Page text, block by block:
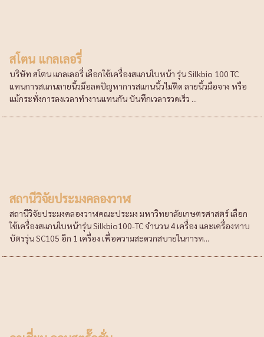
สโตน แกลเลอรี่
บริษัท สโตน แกลเลอรี่ เลือกใช้เครื่องสแกนใบหน้า รุ่น Silkbio 100 TC
แทนการสแกนลายนิ้วมือลดปัญหาการสแกนนิ้วไม่ติด ลายนิ้วมือจาง หรือ
แม้กระทั่งการลงเวลาทำงานแทนกัน บันทึกเวลารวดเร็ว ...
สถานีวิจัยประมงคลองวาฬ
สถานีวิจัยประมงคลองวาฬคณะประมง มหาวิทยาลัยเกษตรศาสตร์ เลือก
ใช้เครื่องสแกนใบหน้ารุ่น Silkbio100-TC จำนวน 4 เครื่อง และเครื่องทาบ
บัตรรุ่น SC105 อีก 1 เครื่อง เพื่อความสะดวกสบายในการท...